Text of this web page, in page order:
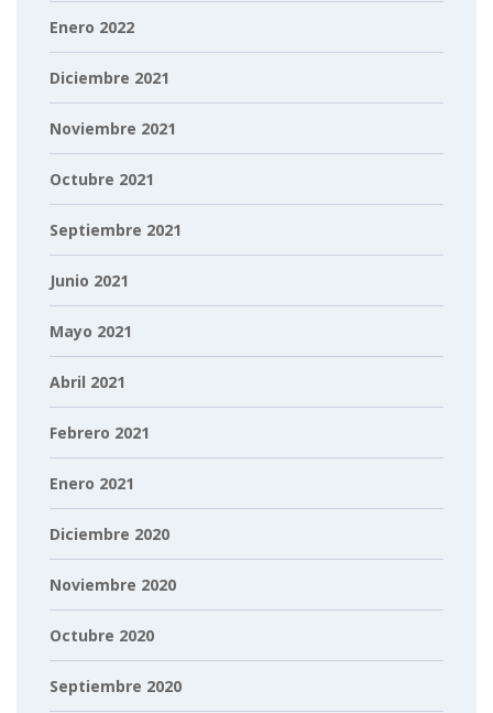
Enero 2022
Diciembre 2021
Noviembre 2021
Octubre 2021
Septiembre 2021
Junio 2021
Mayo 2021
Abril 2021
Febrero 2021
Enero 2021
Diciembre 2020
Noviembre 2020
Octubre 2020
Septiembre 2020